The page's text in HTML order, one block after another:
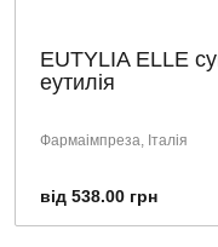
EUTYLIA ELLE
еутилія
Фармаімпреза, Італія
від 538.00 грн